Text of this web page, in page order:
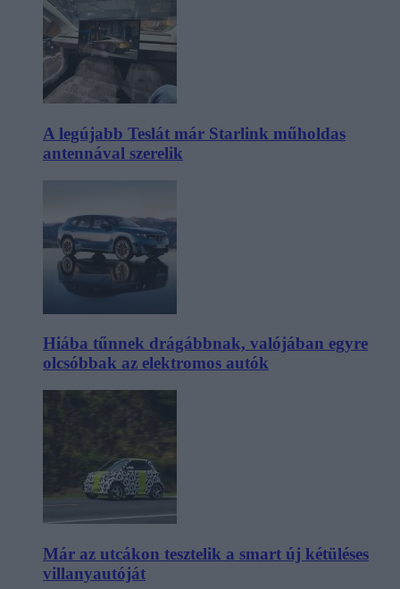
A legújabb Teslát már Starlink műholdas
antennával szerelik
Hiába tűnnek drágábbnak, valójában egyre
olcsóbbak az elektromos autók
Már az utcákon tesztelik a smart új kétüléses
villanyautóját